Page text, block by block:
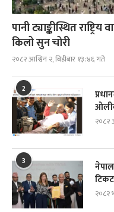
पानी ट्याङ्कीस्थित
किलो सुन चोरी
२०८२ आश्विन २, बिहीबार १३:४६ गते
2
२०८२
3
२०८२